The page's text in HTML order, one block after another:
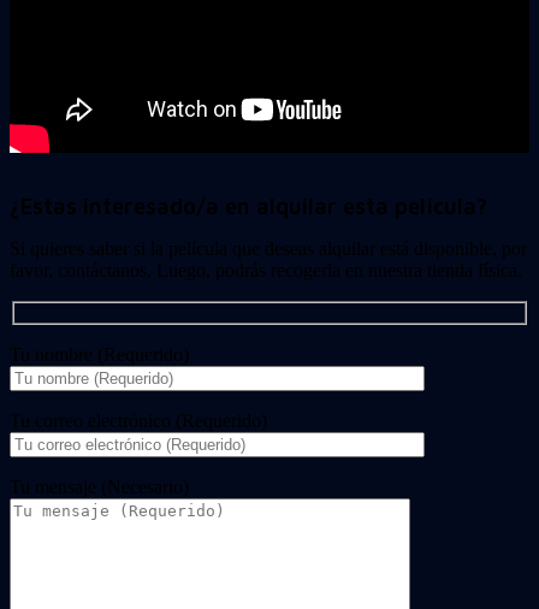
¿Estas interesado/a en alquilar esta película?
Si quieres saber si la película que deseas alquilar está disponible, por
favor, contáctanos. Luego, podrás recogerla en nuestra tienda física.
Tu nombre (Requerido)
Tu correo electrónico (Requerido)
Tu mensaje (Necesario)